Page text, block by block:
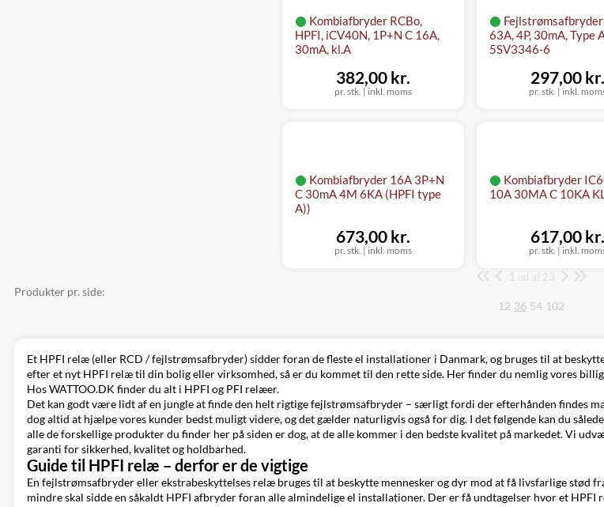
Kombiafbryder RCBo,
HPFI, iCV40N, 1P+N C 16A,
30mA, kl.A
pr. stk. | inkl. moms
382,00 kr.
Fejlstrømsafbryder
63A, 4P, 30mA, Type
5SV3346-6
pr. stk. | inkl.
297,00 kr.
Kombiafbryder 16A 3P+N
C 30mA 4M 6KA (HPFI type
A))
pr. stk. | inkl. moms
673,00 kr.
Kombiafbryder
10A 30MA C 10KA
pr. stk. | inkl.
617,00 kr.
Side
ud af 23
Produkter pr. side:
12 36 54 102
Et HPFI relæ (eller RCD / fejlstrømsafbryder) sidder foran de fleste el installationer i Danmark, og bruges til at
efter et nyt HPFI relæ til din bolig eller virksomhed, så er du kommet til den rette side. Her finder du nemlig vores
Hos WATTOO.DK finder du alt i HPFI og PFI relæer.
Det kan godt være lidt af en jungle at finde den helt rigtige fejlstrømsafbryder – særligt fordi der efterhånden findes
dog altid at hjælpe vores kunder bedst muligt videre, og det gælder naturligvis også for dig. I det følgende kan du
alle de forskellige produkter du finder her på siden er dog, at de alle kommer i den bedste kvalitet på markedet. Vi
garanti for sikkerhed, kvalitet og holdbarhed.
Guide til HPFI relæ – derfor er de vigtige
En fejlstrømsafbryder eller ekstrabeskyttelses relæ bruges til at beskytte mennesker og dyr mod at få livsfarlige stød
mindre skal sidde en såkaldt HPFI afbryder foran alle almindelige el installationer. Der er få undtagelser hvor et